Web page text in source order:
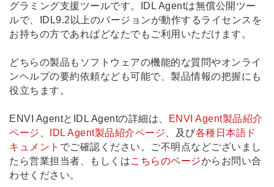
グラミング支援ツールです。IDL Agentは無償公開ツー
ルで、IDL9.2以上のバージョンが動作するライセンスを
お持ちの方であればどなたでもご利用いただけます。
どちらの製品もソフトウェアの機能的な質問やオンライ
ンヘルプの要約依頼なども可能で、製品情報の把握にも
役立ちます。
ENVI AgentとIDL Agentの詳細は、
ENVI Agent製品紹介
ページ
IDL Agent製品紹介ページ 、及び各種日本語ド
キュメント でご確認ください。ご不明点などございまし
たら営業担当者、もしくはこちらのページからお問い合
わせください。